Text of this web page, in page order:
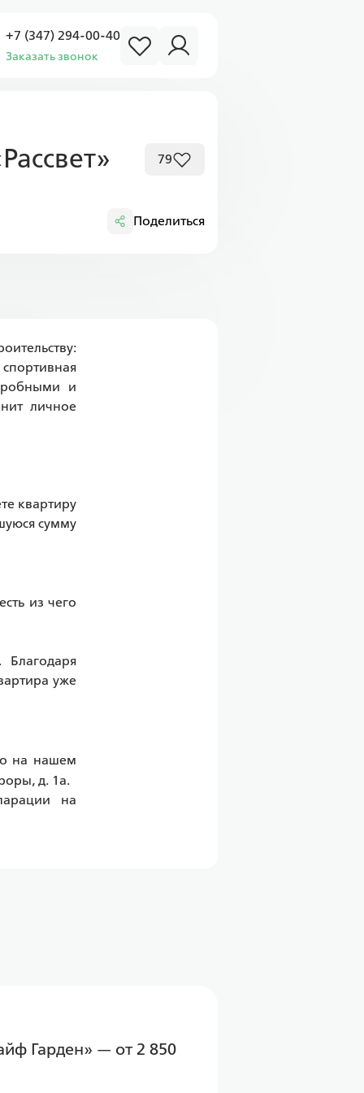
+7 (347) 294-00-40
Заказать звонок
79
Поделиться
и
личное
квартиру
сумму
из чего
уже
на нашем
д. 1а.
на
Гарден» — от 2 850